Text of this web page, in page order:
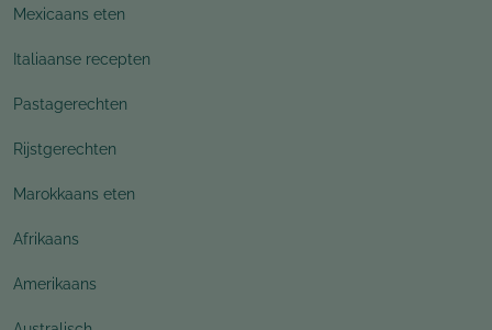
Mexicaans eten
Italiaanse recepten
Pastagerechten
Rijstgerechten
Marokkaans eten
Afrikaans
Amerikaans